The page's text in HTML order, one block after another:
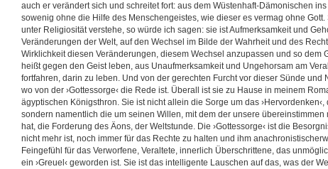
auch er verändert sich und schreitet fort: aus dem Wüstenhaft-Dämonischen
sowenig ohne die Hilfe des Menschengeistes, wie dieser es vermag ohne
unter Religiosität verstehe, so würde ich sagen: sie ist Aufmerksamkeit und
Veränderungen der Welt, auf den Wechsel im Bilde der Wahrheit und des
Wirklichkeit diesen Veränderungen, diesem Wechsel anzupassen und so dem
heißt gegen den Geist leben, aus Unaufmerksamkeit und Ungehorsam am
fortfahren, darin zu leben. Und von der gerechten Furcht vor dieser Sünde und
wo von der ›Gottessorge‹ die Rede ist. Überall ist sie zu Hause in meinem
ägyptischen Königsthron. Sie ist nicht allein die Sorge um das
sondern namentlich die um seinen Willen, mit dem der unsere
hat, die Forderung des Äons, der Weltstunde. Die ›Gottessorge‹ ist die
nicht mehr ist, noch immer für das Rechte zu halten und ihm
Feingefühl für das Verworfene, Veraltete, innerlich Überschrittene, das
ein ›Greuel‹ geworden ist. Sie ist das intelligente Lauschen auf das, was der